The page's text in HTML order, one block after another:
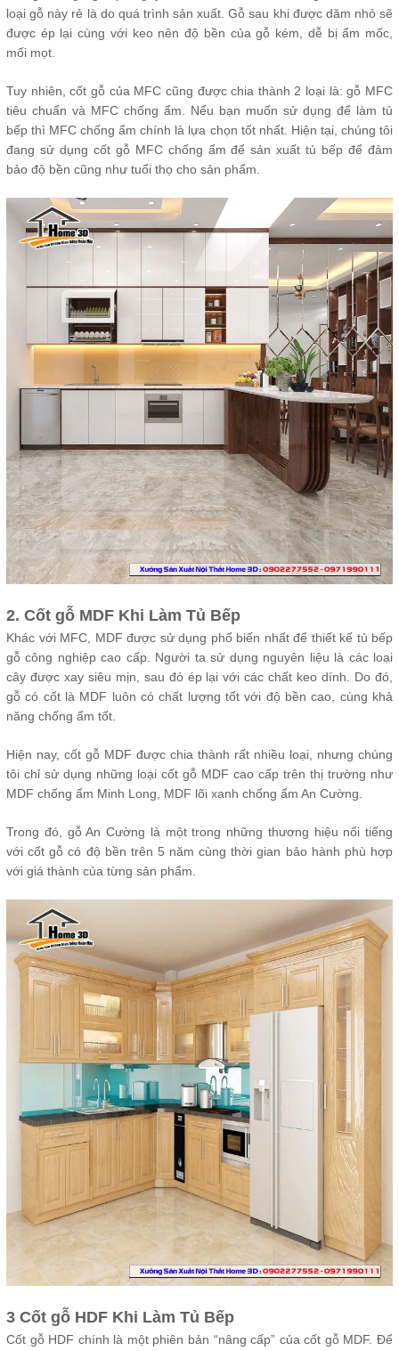
loại gỗ này rẻ là do quá trình sản xuất. Gỗ sau khi được dăm nhỏ sẽ
được ép lại cùng với keo nên độ bền của gỗ kém, dễ bị ẩm mốc,
mối mọt.
Tuy nhiên, cốt gỗ của MFC cũng được chia thành 2 loại là: gỗ MFC
tiêu chuẩn và MFC chống ẩm. Nếu bạn muốn sử dụng để làm tủ
bếp thì MFC chống ẩm chính là lựa chọn tốt nhất. Hiện tại, chúng tôi
đang sử dụng cốt gỗ MFC chống ẩm để sản xuất tủ bếp để đảm
bảo độ bền cũng như tuổi thọ cho sản phẩm.
2. Cốt gỗ MDF Khi Làm Tủ Bếp
Khác với MFC, MDF được sử dụng phổ biến nhất để thiết kế tủ bếp
gỗ công nghiệp cao cấp. Người ta sử dụng nguyên liệu là các loại
cây được xay siêu mịn, sau đó ép lại với các chất keo dính. Do đó,
gỗ có cốt là MDF luôn có chất lượng tốt với độ bền cao, cùng khả
năng chống ẩm tốt.
Hiện nay, cốt gỗ MDF được chia thành rất nhiều loại, nhưng chúng
tôi chỉ sử dụng những loại cốt gỗ MDF cao cấp trên thị trường như
MDF chống ẩm Minh Long, MDF lõi xanh chống ẩm An Cường.
Trong đó, gỗ An Cường là một trong những thương hiệu nổi tiếng
với cốt gỗ có độ bền trên 5 năm cùng thời gian bảo hành phù hợp
với giá thành của từng sản phẩm.
3 Cốt gỗ HDF Khi Làm Tủ Bếp
Cốt gỗ HDF chính là một phiên bản “nâng cấp” của cốt gỗ MDF. Để